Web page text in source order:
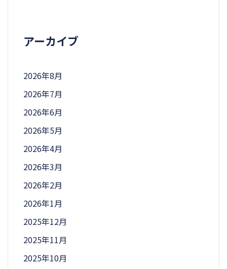
アーカイブ
2026年8月
2026年7月
2026年6月
2026年5月
2026年4月
2026年3月
2026年2月
2026年1月
2025年12月
2025年11月
2025年10月